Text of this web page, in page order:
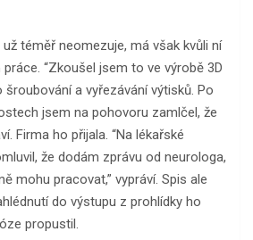
téměř neomezuje, má však kvůli ní
“Zkoušel jsem to ve výrobě 3D
a vyřezávání výtisků. Po
jsem na pohovoru zamlčel, že
Firma ho přijala. “Na lékařské
že dodám zprávu od neurologa,
mohu pracovat,” vypráví. Spis ale
do výstupu z prohlídky ho
propustil.